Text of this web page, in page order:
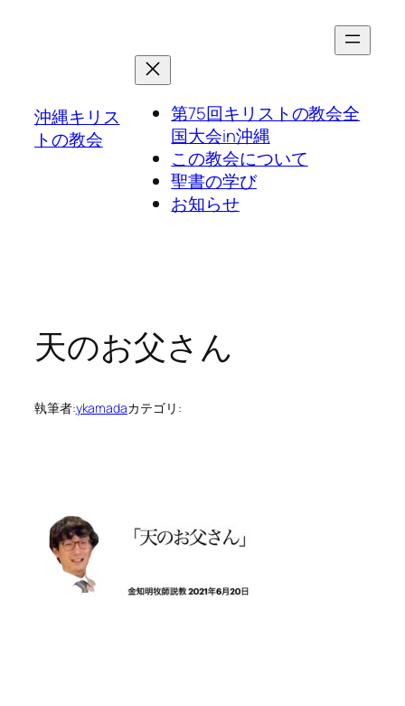
沖縄キリス
トの教会
第75回キリストの教会全
国大会in沖縄
この教会について
聖書の学び
お知らせ
天のお父さん
執筆者:ykamadaカテゴリ: